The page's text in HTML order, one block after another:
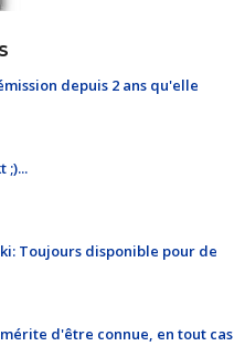
depuis 2 ans qu'elle
;)...
Toujours disponible pour de
d'être connue, en tout cas